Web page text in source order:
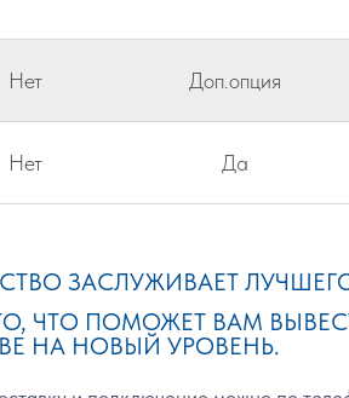
Нет Доп.опция
Нет Да
ЗАСЛУЖИВАЕТ
ЧТО ПОМОЖЕТ ВАМ
НА НОВЫЙ УРОВЕНЬ.